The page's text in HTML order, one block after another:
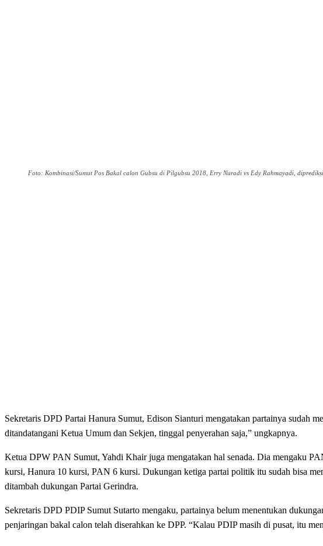
Foto: Kombinasi/Sumut Pos Bakal calon Gubsu di Pilgubsu 2018, Erry Nuradi vs Edy Rahmayadi,
Sekretaris DPD Partai Hanura Sumut, Edison Sianturi mengatakan partainya sudah
ditandatangani Ketua Umum dan Sekjen, tinggal penyerahan saja,” ungkapnya.
Ketua DPW PAN Sumut, Yahdi Khair juga mengatakan hal senada. Dia mengaku
kursi, Hanura 10 kursi, PAN 6 kursi. Dukungan ketiga partai politik itu sudah bisa
ditambah dukungan Partai Gerindra.
Sekretaris DPD PDIP Sumut Sutarto mengaku, partainya belum menentukan
penjaringan bakal calon telah diserahkan ke DPP. “Kalau PDIP masih di pusat, itu